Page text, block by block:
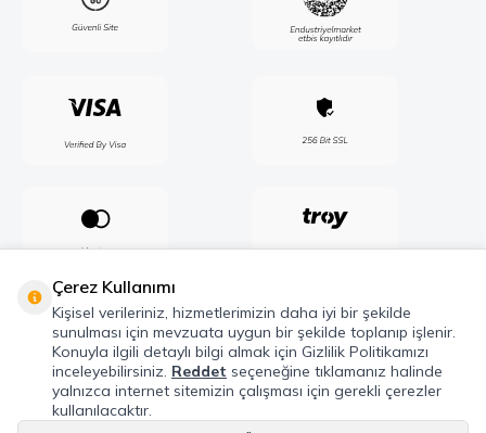
Çerez Kullanımı
Kişisel verileriniz, hizmetlerimizin daha iyi bir şekilde
sunulması için mevzuata uygun bir şekilde toplanıp işlenir.
Konuyla ilgili detaylı bilgi almak için Gizlilik Politikamızı
inceleyebilirsiniz. Reddet seçeneğine tıklamanız halinde
yalnızca internet sitemizin çalışması için gerekli çerezler
kullanılacaktır.